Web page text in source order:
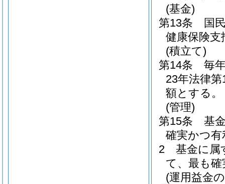
(基金)
第13条
国
健康保険支
(積立て)
第14条
毎
23年法律第
額とする。
(管理)
第15条
基
確実かつ
2
基金に属
て、最も
(運用益金